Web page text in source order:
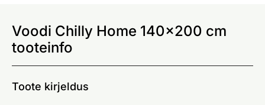
Voodi Chilly Home 140x200 cm
tooteinfo
Toote kirjeldus